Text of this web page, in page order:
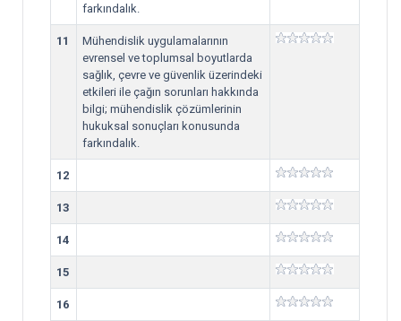
farkındalık.
11
Mühendislik uygulamalarının
evrensel ve toplumsal boyutlarda
sağlık, çevre ve güvenlik üzerindeki
etkileri ile çağın sorunları hakkında
bilgi; mühendislik çözümlerinin
hukuksal sonuçları konusunda
farkındalık.
12
13
14
15
16